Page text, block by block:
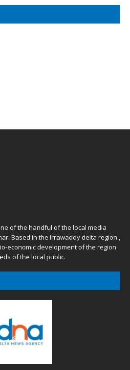
of the handful of the local media
Based in the Irrawaddy delta region ,
economic development of the region
of the local public.